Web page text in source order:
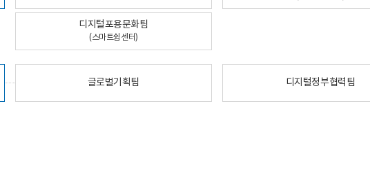
디지털포용문화팀
(스마트쉼센터)
글로벌기획팀 디지털정부협력팀